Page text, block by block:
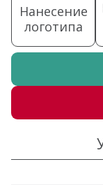
Нанесение
логотипа